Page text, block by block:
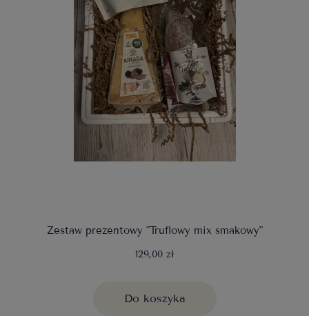
Zestaw prezentowy "Truflowy mix smakowy"
129,00 zł
Do koszyka